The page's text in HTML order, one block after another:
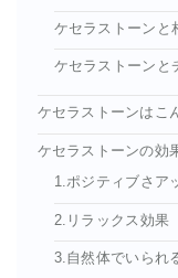
ケセラストーンと
ケセラストーンと
ケセラストーンはこ
ケセラストーンの効
1.ポジティブさア
2.リラックス効果
3.自然体でいられ